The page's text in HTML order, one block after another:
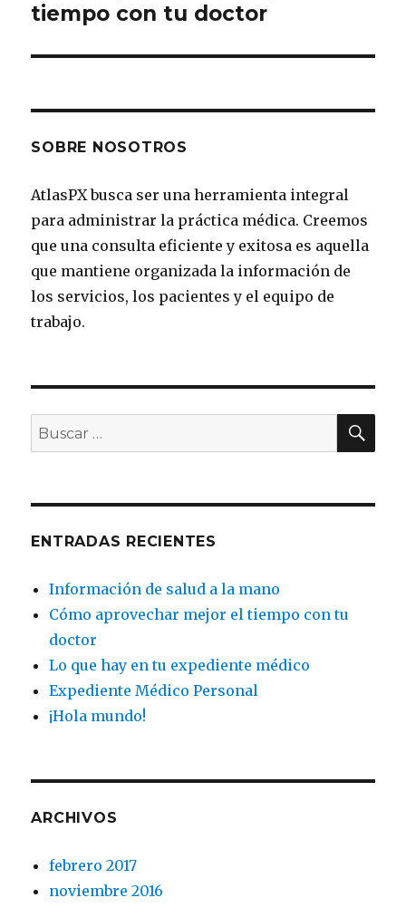
entrada:
tiempo con tu doctor
SOBRE NOSOTROS
AtlasPX busca ser una herramienta integral
para administrar la práctica médica. Creemos
que una consulta eficiente y exitosa es aquella
que mantiene organizada la información de
los servicios, los pacientes y el equipo de
trabajo.
Buscar
por:
ENTRADAS RECIENTES
Información de salud a la mano
Cómo aprovechar mejor el tiempo con tu
doctor
Lo que hay en tu expediente médico
Expediente Médico Personal
¡Hola mundo!
ARCHIVOS
febrero 2017
noviembre 2016